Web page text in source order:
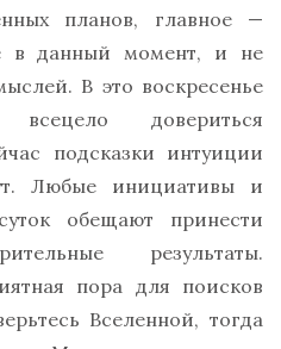
планов, главное —
в данный момент, и не
В это воскресенье
всецело довериться
подсказки интуиции
Любые инициативы и
обещают принести
результаты.
пора для поисков
Вселенной, тогда